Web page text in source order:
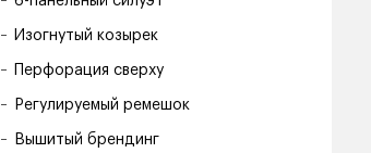
Изогнутый козырек
Перфорация сверху
Регулируемый ремешок
Вышитый брендинг